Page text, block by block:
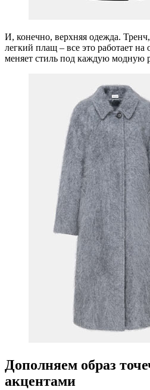
И, конечно, верхняя одежда.
легкий плащ – все это работает
меняет стиль под каждую модную
Дополняем образ
акцентами